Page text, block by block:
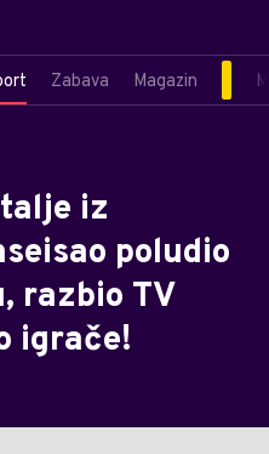
Zabava Magazin
iz
poludio
razbio TV
igrače!